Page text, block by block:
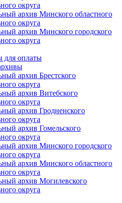
округа
архив Минского областного
округа
архив Минского городского
округа
для оплаты
архив Брестского
округа
архив Витебского
округа
архив Гродненского
округа
архив Гомельского
округа
архив Минского городского
округа
архив Минского областного
округа
архив Могилевского
округа